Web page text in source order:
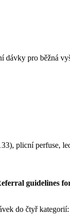
dávky pro běžná
plicní perfuse,
guidelines
do čtyř